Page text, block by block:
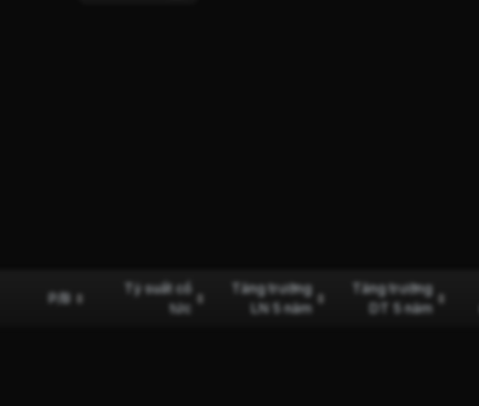
P/B
Tỷ suất cổ
tức
Tăng trưởng
LN 5 năm
Tăng trưởng
DT 5 năm